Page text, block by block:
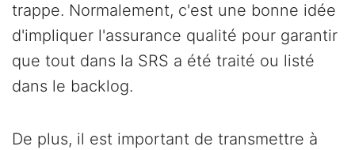
trappe. Normalement, c'est une bonne idée
d'impliquer l'assurance qualité pour garantir
que tout dans la SRS a été traité ou listé
dans le backlog.
De plus, il est important de transmettre à